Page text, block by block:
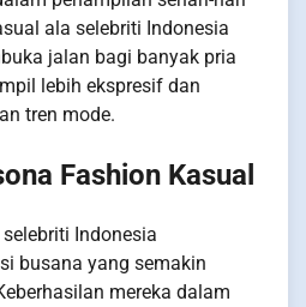
ala selebriti Indonesia
jalan bagi banyak pria
lebih ekspresif dan
tren mode.
Fashion Kasual
Indonesia
busana yang semakin
mereka dalam